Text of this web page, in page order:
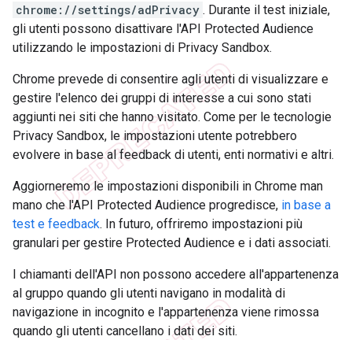
chrome://settings/adPrivacy . Durante il test iniziale,
gli utenti possono disattivare l'API Protected Audience
utilizzando le impostazioni di Privacy Sandbox.
Chrome prevede di consentire agli utenti di visualizzare e
gestire l'elenco dei gruppi di interesse a cui sono stati
aggiunti nei siti che hanno visitato. Come per le tecnologie
Privacy Sandbox, le impostazioni utente potrebbero
evolvere in base al feedback di utenti, enti normativi e altri.
Aggiorneremo le impostazioni disponibili in Chrome man
mano che l'API Protected Audience progredisce, in base a
test e feedback. In futuro, offriremo impostazioni più
granulari per gestire Protected Audience e i dati associati.
I chiamanti dell'API non possono accedere all'appartenenza
al gruppo quando gli utenti navigano in modalità di
navigazione in incognito e l'appartenenza viene rimossa
quando gli utenti cancellano i dati dei siti.